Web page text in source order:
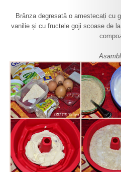
Brânza degresată o amestecați cu
vanilie și cu fructele goji scoase de